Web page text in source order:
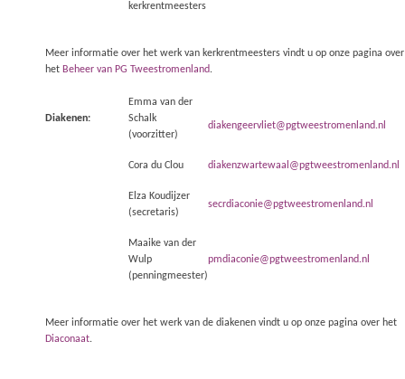
kerkrentmeesters
Meer informatie over het werk van kerkrentmeesters vindt u op onze pagina over
het Beheer van PG Tweestromenland.
Diakenen:
Emma van der
Schalk
(voorzitter)
diakengeervliet@pgtweestromenland.nl
Cora du Clou diakenzwartewaal@pgtweestromenland.nl
Elza Koudijzer
(secretaris)
secrdiaconie@pgtweestromenland.nl
Maaike van der
Wulp
(penningmeester)
pmdiaconie@pgtweestromenland.nl
Meer informatie over het werk van de diakenen vindt u op onze pagina over het
Diaconaat.